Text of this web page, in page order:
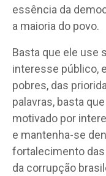
essência da
a maioria do povo.
Basta que ele use
interesse público,
pobres, das
palavras, basta
motivado por
e mantenha-se
fortalecimento
da corrupção